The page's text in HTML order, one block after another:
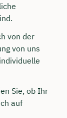
von der
von uns
Sie, ob Ihr
auf